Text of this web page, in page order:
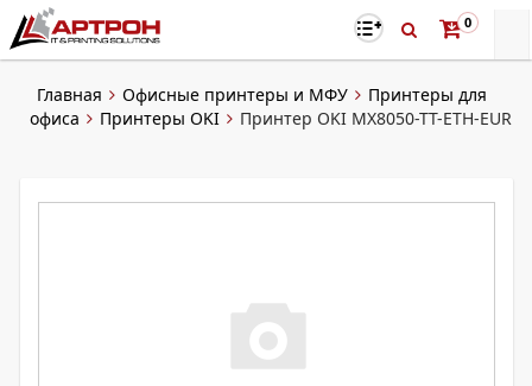
0
Главная Офисные принтеры и МФУ
Принтеры для
офиса
Принтеры OKI Принтер OKI MX8050-TT-ETH-EUR